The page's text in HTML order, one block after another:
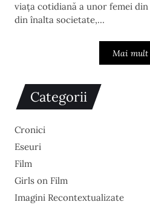
viața cotidiană a unor femei
din înalta societate,…
Mai mult
Categorii
Cronici
Eseuri
Film
Girls on Film
Imagini Recontextualizate